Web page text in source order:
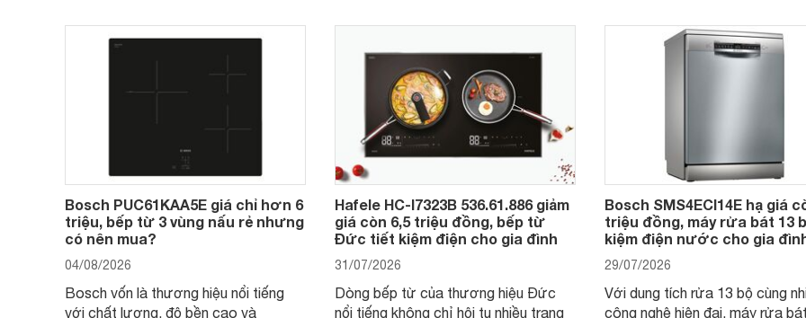
Bosch PUC61KAA5E giá chỉ hơn 6
triệu, bếp từ 3 vùng nấu rẻ nhưng
có nên mua?
04/08/2026
Bosch vốn là thương hiệu nổi tiếng
với chất lượng, độ bền cao và
Hafele HC-I7323B 536.61.886 giảm
giá còn 6,5 triệu đồng, bếp từ
Đức tiết kiệm điện cho gia đình
31/07/2026
Dòng bếp từ của thương hiệu Đức
nổi tiếng không chỉ hội tụ nhiều trang
Bosch SMS4ECI14E hạ giá
triệu đồng, máy rửa bát 13
kiệm điện nước cho gia
29/07/2026
Với dung tích rửa 13 bộ cùng
công nghệ hiện đại, máy rửa